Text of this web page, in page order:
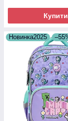
Купити
Новинка2025